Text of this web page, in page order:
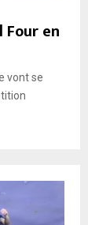
en
vont se